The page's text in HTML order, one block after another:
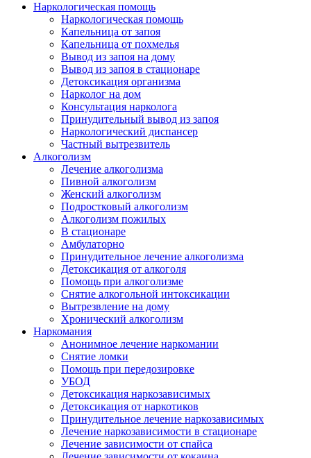
Наркологическая помощь
Наркологическая помощь
Капельница от запоя
Капельница от похмелья
Вывод из запоя на дому
Вывод из запоя в стационаре
Детоксикация организма
Нарколог на дом
Консультация нарколога
Принудительный вывод из запоя
Наркологический диспансер
Частный вытрезвитель
Алкоголизм
Лечение алкоголизма
Пивной алкоголизм
Женский алкоголизм
Подростковый алкоголизм
Алкоголизм пожилых
В стационаре
Амбулаторно
Принудительное лечение алкоголизма
Детоксикация от алкоголя
Помощь при алкоголизме
Снятие алкогольной интоксикации
Вытрезвление на дому
Хронический алкоголизм
Наркомания
Анонимное лечение наркомании
Снятие ломки
Помощь при передозировке
УБОД
Детоксикация наркозависимых
Детоксикация от наркотиков
Принудительное лечение наркозависимых
Лечение наркозависимости в стационаре
Лечение зависимости от спайса